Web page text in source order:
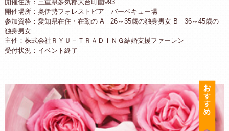
開催住所：三重県多気郡大台町薗993
開催場所：奥伊勢フォレストピア バーベキュー場
参加資格：愛知県在住・在勤の A 26～35歳の独身男女 B 36～45歳の
独身男女
主催：株式会社ＲＹＵ－ＴＲＡＤＩＮＧ結婚支援ファーレン
受付状況：イベント終了
お